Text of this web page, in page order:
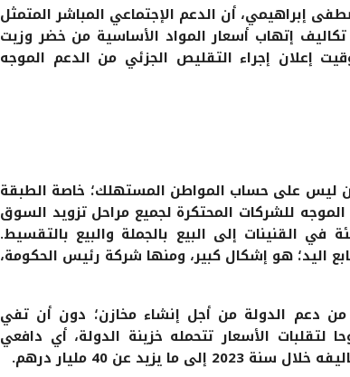
إبراهيمي، أن الدعم الإجتماعي المباشر المتمثل
تكاليف إتهاب أسعار المواد الأساسية من خضر وزيت
إعلان إجراء التقليص الجزئي من الدعم الموجه
ليس على حساب المواطن المستهلك؛ خاصة الطبقة
للشركات المحتكرة لجميع مراحل تزويد السوق
في القنينات إلى البيع بالجملة والبيع بالتقسيط.
اليد؛ هو إشكال كبير، ومنها شركة رئيس الحكومة،
دعم الدولة من أجل إنشاء مخازن؛ دون أن تفي
لتقلبات الأسعار تتحمله خزينة الدولة، أي دافعي
عن 40 مليار درهم.